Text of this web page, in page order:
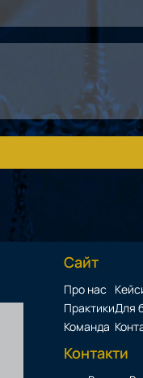
Сайт
Про нас
Практики
Команда
Для
Контакти